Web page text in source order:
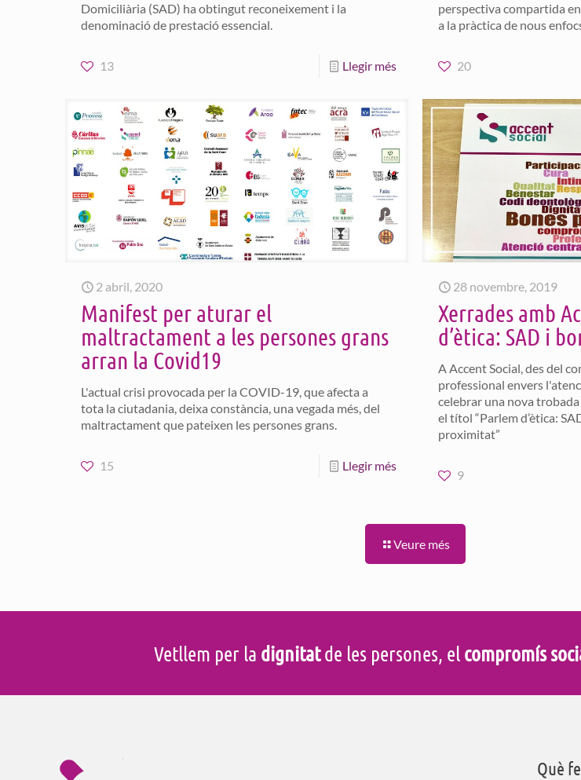
Domiciliària (SAD) ha obtingut reconeixement i la
denominació de prestació essencial.
13 Llegir més
perspectiva compartida
a la pràctica de nous
20
2 abril, 2020
Manifest per aturar el
maltractament a les persones grans
arran la Covid19
L'actual crisi provocada per la COVID-19, que afecta a
tota la ciutadania, deixa constància, una vegada més, del
maltractament que pateixen les persones grans.
15 Llegir més
28 novembre, 2019
Xerrades amb
d’ètica: SAD i
A Accent Social, des del
professional envers
celebrar una nova trobada
el títol “Parlem d’ètica:
proximitat”
9
Veure més
Vetllem per la dignitatde les persones, elcompromís
Què